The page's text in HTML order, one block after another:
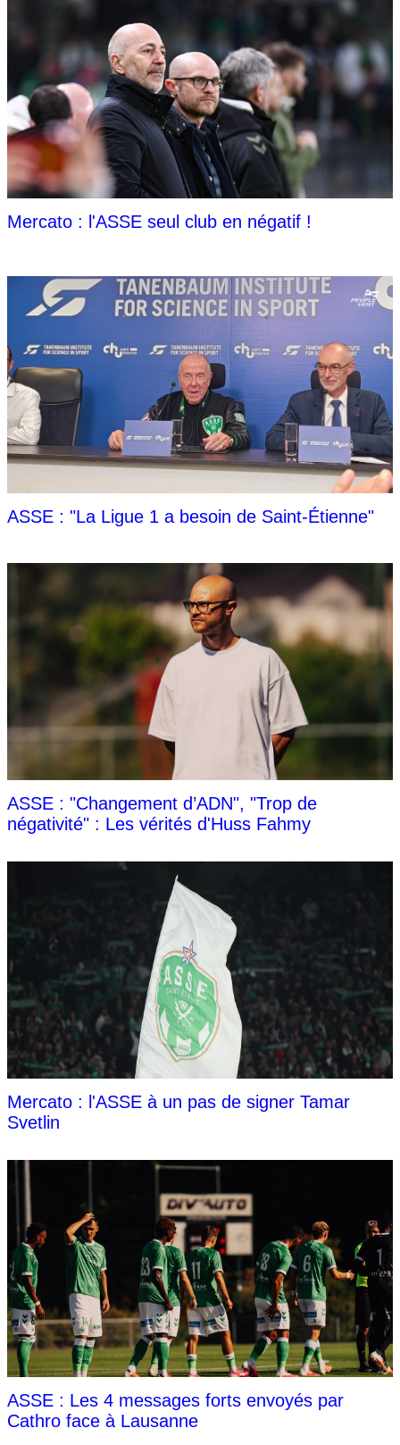
Mercato : l'ASSE seul club en négatif !
ASSE : "La Ligue 1 a besoin de Saint-Étienne"
ASSE : "Changement d’ADN", "Trop de
négativité" : Les vérités d'Huss Fahmy
Mercato : l'ASSE à un pas de signer Tamar
Svetlin
ASSE : Les 4 messages forts envoyés par
Cathro face à Lausanne